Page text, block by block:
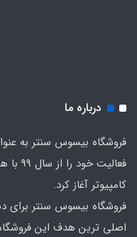
درباره ما
فروشگاه بیسوس سنتر به
کامپیوتر آغاز کرد.
فروشگاه بیسوس سنتر برای
اصلی‌ ترین هدف این